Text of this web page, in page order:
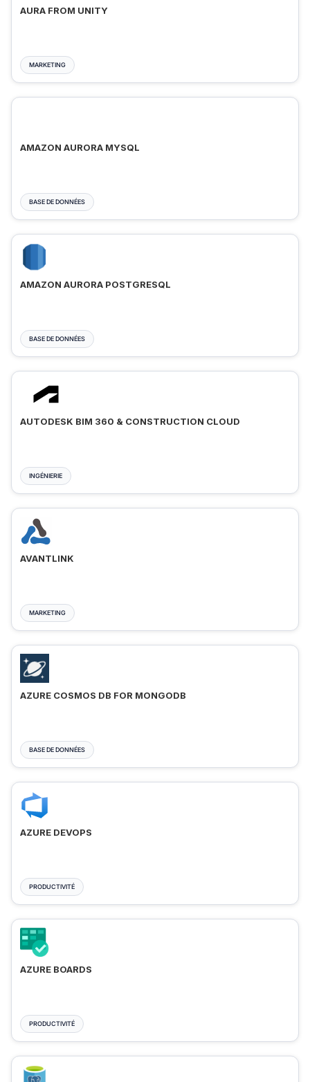
AURA FROM UNITY
MARKETING
AMAZON AURORA MYSQL
BASE DE DONNÉES
AMAZON AURORA POSTGRESQL
BASE DE DONNÉES
AUTODESK BIM 360 & CONSTRUCTION CLOUD
INGÉNIERIE
AVANTLINK
MARKETING
AZURE COSMOS DB FOR MONGODB
BASE DE DONNÉES
AZURE DEVOPS
PRODUCTIVITÉ
AZURE BOARDS
PRODUCTIVITÉ